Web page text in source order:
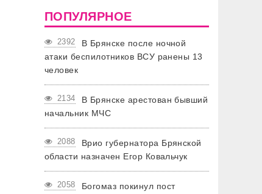
ПОПУЛЯРНОЕ
2392
В Брянске после ночной
атаки беспилотников ВСУ ранены 13
человек
2134
В Брянске арестован бывший
начальник МЧС
2088
Врио губернатора Брянской
области назначен Егор Ковальчук
2058
Богомаз покинул пост